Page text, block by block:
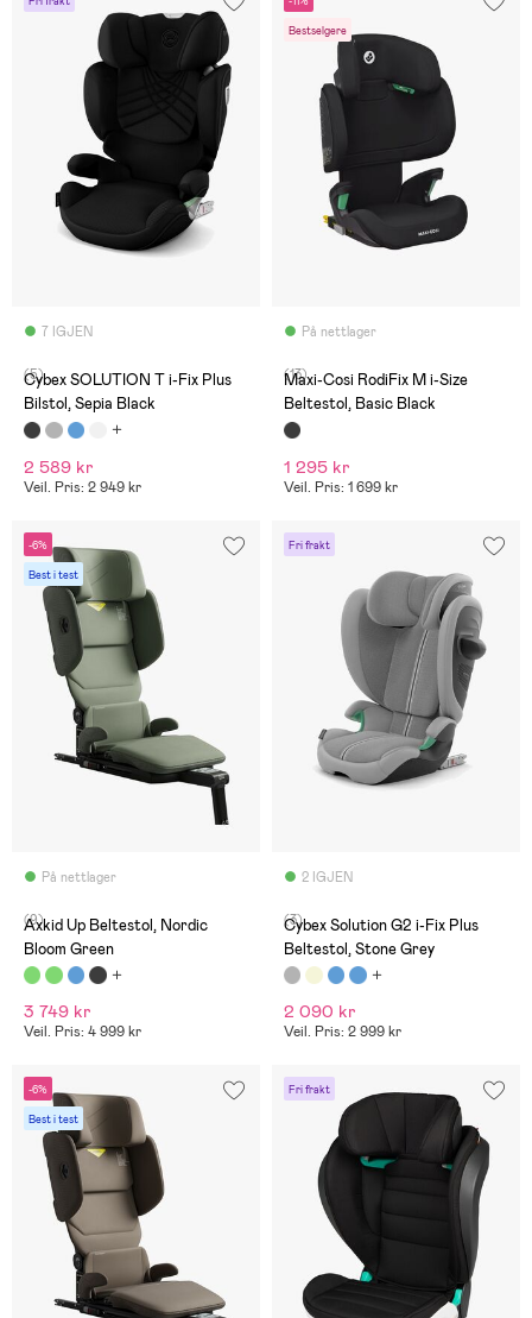
7 IGJEN
(5)
Cybex SOLUTION T i-Fix Plus
Bilstol, Sepia Black
2 589 kr
Veil. Pris: 2 949 kr
Bestselgere
På nettlager
(13)
Maxi-Cosi RodiFix M i-Size
Beltestol, Basic Black
1 295 kr
Veil. Pris: 1 699 kr
-6%
Best i test
På nettlager
(9)
Axkid Up Beltestol, Nordic
Bloom Green
3 749 kr
Veil. Pris: 4 999 kr
Fri frakt
2 IGJEN
(3)
Cybex Solution G2 i-Fix Plus
Beltestol, Stone Grey
2 090 kr
Veil. Pris: 2 999 kr
-6%
Best i test
Fri frakt